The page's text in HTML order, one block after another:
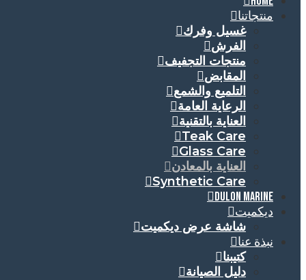
منتجاتنا
غسيل وفرك
الفرش
منتجات التجفيف
المقابض
التلميع والشمع
الرعاية العامة
العناية بالتقنية
Teak Care
Glass Care
العناية بالمعادن
Synthetic Care
DULON MARINE
ديكميت
شاشة عرض ديكميت
نبذة عنا
كتيبنا
دليل الصيانة